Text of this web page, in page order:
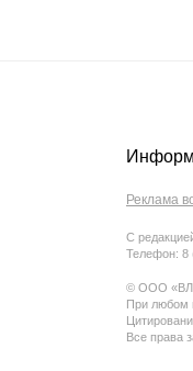
Реклама
С
Телефон: 8
© ООО «ВЛ
При любом
Все права